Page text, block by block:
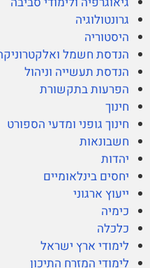
גרונטולוגיה
היסטוריה
הנדסת חשמל
הנדסת תעשייה וניהול
הפרעות בתקשורת
חינוך
חינוך גופני ומדעי הספורט
חשבונאות
יהדות
יחסים בינלאומיים
ייעוץ ארגוני
כימיה
כלכלה
לימודי ארץ ישראל
לימודי המזרח התיכון